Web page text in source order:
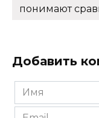
понимают
Добавить
Имя
*
Email